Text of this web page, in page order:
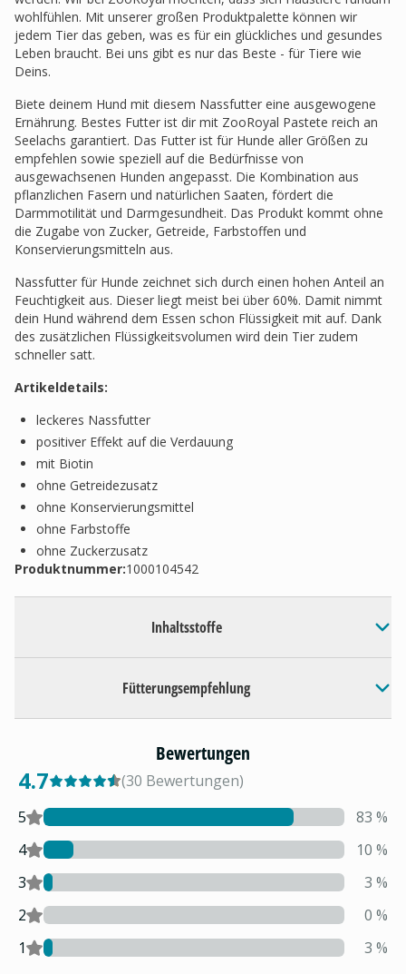
wohlfühlen. Mit unserer großen Produktpalette können wir
jedem Tier das geben, was es für ein glückliches und gesundes
Leben braucht. Bei uns gibt es nur das Beste - für Tiere wie
Deins.
Biete deinem Hund mit diesem Nassfutter eine ausgewogene
Ernährung. Bestes Futter ist dir mit ZooRoyal Pastete reich an
Seelachs garantiert. Das Futter ist für Hunde aller Größen zu
empfehlen sowie speziell auf die Bedürfnisse von
ausgewachsenen Hunden angepasst. Die Kombination aus
pflanzlichen Fasern und natürlichen Saaten, fördert die
Darmmotilität und Darmgesundheit. Das Produkt kommt ohne
die Zugabe von Zucker, Getreide, Farbstoffen und
Konservierungsmitteln aus.
Nassfutter für Hunde zeichnet sich durch einen hohen Anteil an
Feuchtigkeit aus. Dieser liegt meist bei über 60%. Damit nimmt
dein Hund während dem Essen schon Flüssigkeit mit auf. Dank
des zusätzlichen Flüssigkeitsvolumen wird dein Tier zudem
schneller satt.
Artikeldetails:
leckeres Nassfutter
positiver Effekt auf die Verdauung
mit Biotin
ohne Getreidezusatz
ohne Konservierungsmittel
ohne Farbstoffe
ohne Zuckerzusatz
Produktnummer:1000104542
Inhaltsstoffe
Fütterungsempfehlung
Bewertungen
4.7 (30 Bewertungen)
5
83 %
4
10 %
3
3 %
2
0 %
1
3 %